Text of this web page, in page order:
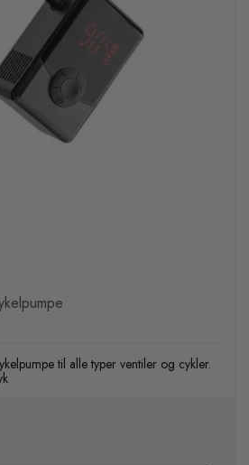
til alle typer ventiler og cykler.